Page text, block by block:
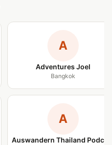
A
Adventures Joel
Bangkok
A
Auswandern Thailand